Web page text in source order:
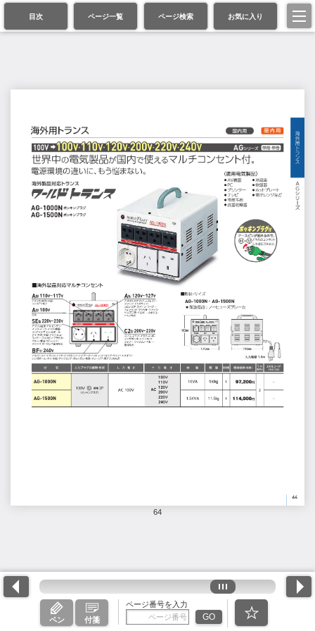
目次 ページ一覧 ページ検索 お気に入り
64
ペン 付箋
ページ番号を入力
GO